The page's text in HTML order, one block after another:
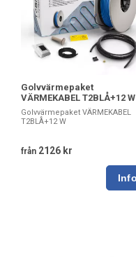
Golvvärmepaket
VÄRMEKABEL T2BLÅ+12 W
Golvvärmepaket VÄRMEKABEL
T2BLÅ+12 W
från 2126 kr